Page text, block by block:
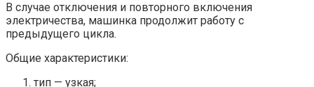
В случае отключения и повторного включения
электричества, машинка продолжит работу с
предыдущего цикла.
Общие характеристики:
тип — узкая;